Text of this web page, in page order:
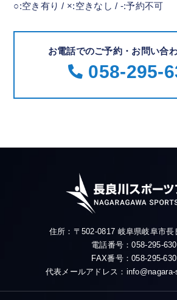
○:空き有り / ×:空きなし / -:予約不可
お電話でのご予約・お問い合
058-295-
住所：〒502-0817 岐阜県岐阜市長
電話番号：058-295-
FAX番号：058-295-
代表メールアドレス：